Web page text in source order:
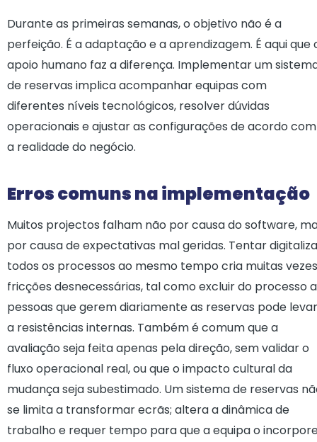
Durante as primeiras semanas, o objetivo não é a
perfeição. É a adaptação e a aprendizagem. É aqui que
apoio humano faz a diferença. Implementar um
de reservas implica acompanhar equipas com
diferentes níveis tecnológicos, resolver dúvidas
operacionais e ajustar as configurações de acordo com
a realidade do negócio.
Erros comuns na implementação
Muitos projectos falham não por causa do software,
por causa de expectativas mal geridas. Tentar
todos os processos ao mesmo tempo cria muitas vezes
fricções desnecessárias, tal como excluir do processo
pessoas que gerem diariamente as reservas pode levar
a resistências internas. Também é comum que a
avaliação seja feita apenas pela direção, sem validar o
fluxo operacional real, ou que o impacto cultural da
mudança seja subestimado. Um sistema de reservas
se limita a transformar ecrãs; altera a dinâmica de
trabalho e requer tempo para que a equipa o